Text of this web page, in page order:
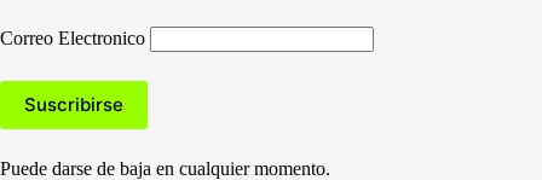
Correo Electronico
Puede darse de baja en cualquier momento.